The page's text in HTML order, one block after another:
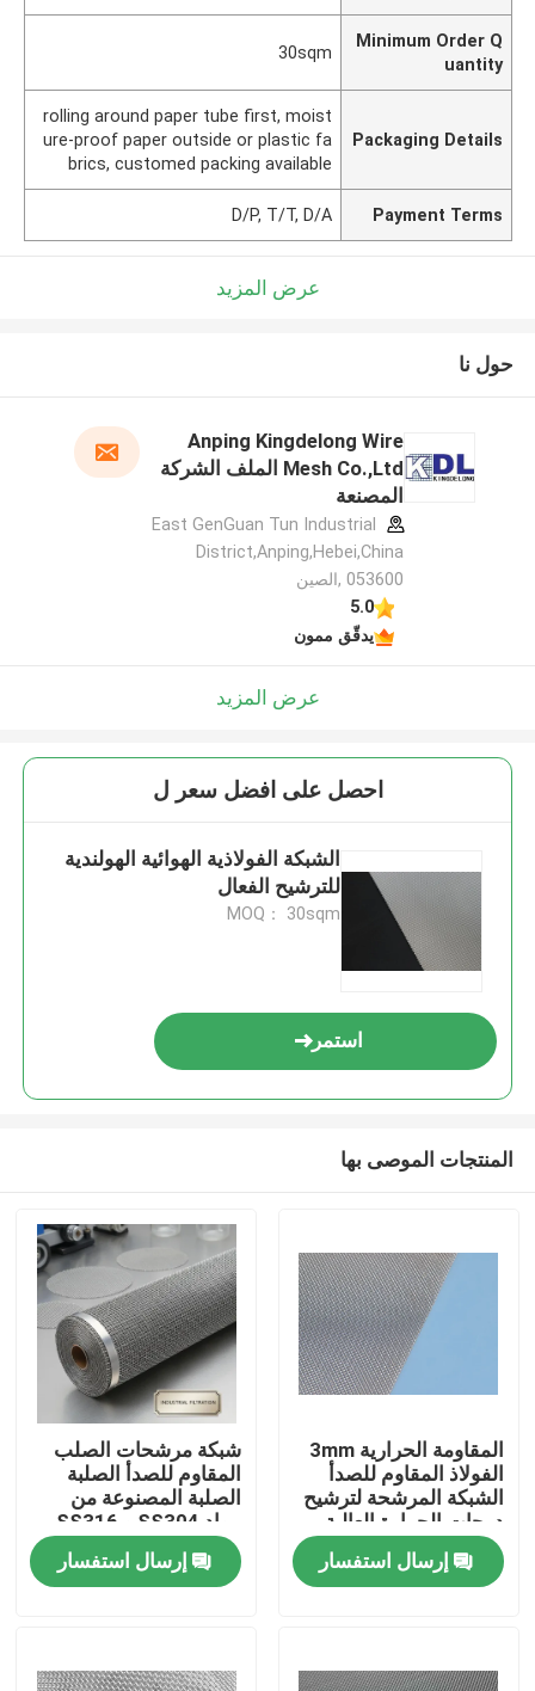
المنزل
برنامج VR
Minimum Order Q
uantity
30sqm
Packaging Details
rolling around paper tube first, moist
ure-proof paper outside or plastic fa
brics, customed packing available
Payment Terms
D/P, T/T, D/A
عرض المزيد
حول نا
Anping Kingdelong Wire
Mesh Co.,Ltd الملف الشركة
المصنعة
East GenGuan Tun Industrial
District,Anping,Hebei,China
053600 ,الصين
5.0
يدقّق ممون
عرض المزيد
احصل على افضل سعر ل
الشبكة الفولاذية الهوائية الهولندية
للترشيح الفعال
MOQ： 30sqm
استمر
المنتجات الموصى بها
المقاومة الحرارية 3mm
الفولاذ المقاوم للصدأ
الشبكة المرشحة لترشيح
درجات الحرارة العالية
في الصناعة
إرسال استفسار
شبكة مرشحات الصلب
المقاوم للصدأ الصلبة
الصلبة المصنوعة من
مواد SS304 و SS316
للتطبيقات الصناعية
للجصف والفلترات
إرسال استفسار